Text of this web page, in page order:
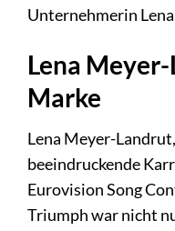
Unternehmerin
Lena
Marke
Lena Meyer-
beeindruckende
Eurovision Song
Triumph war nicht